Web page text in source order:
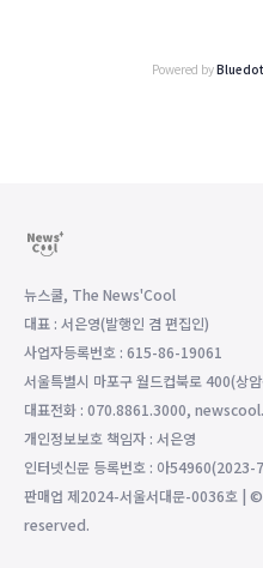
Powered byBluedot
뉴스쿨, The News'Cool
대표 : 서은영(발행인 겸 편집인)
사업자등록번호 : 615-86-19061
서울특별시 마포구 월드컵북로 400(상
대표전화 : 070.8861.3000,
개인정보보호 책임자 : 서은영
인터넷신문 등록번호 : 아54960(2023-
판매업 제2024-서울서대문-0036호
reserved.